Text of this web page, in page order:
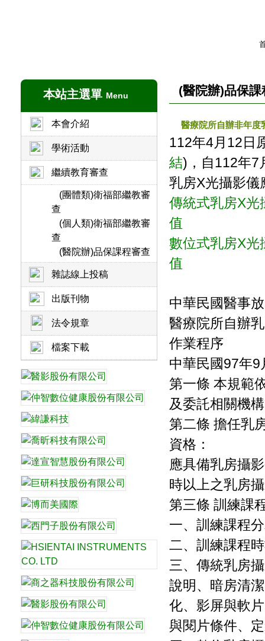
本站主選單 Menu
本會介紹
學術活動
繼續教育審查
(團體類)衛福部繼教審
查
(個人類)衛福部繼教審
查
(醫院辦)品保課程審查
雜誌線上投稿
出版刊物
法令規章
檔案下載
(醫院辦)品保課
醫療院所自辦非年度
112年4月12日
結)，自112年7
乳房X光攝影儀
傳統式乳房X光
值
數位式乳房X光
值
中華民國醫事
醫療院所自辦
作業程序
中華民國97年9
第一條 本規範
及委託相關機
第二條 擔任乳
資格：
應具備乳房攝
時以上之乳房
第三條 訓練課
一、訓練課程
二、訓練課程
三、傳統乳房
說明、暗房清
化、影屏與軟
與閱片條件、